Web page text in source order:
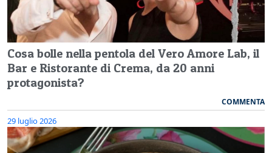
Cosa bolle nella pentola del Vero Amore Lab, il
Bar e Ristorante di Crema, da 20 anni
protagonista?
COMMENTA
29 luglio 2026